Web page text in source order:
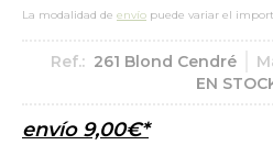
La modalidad de envío puede variar el
Ref.: 261 Blond Cendré
EN
envío 9,00€*